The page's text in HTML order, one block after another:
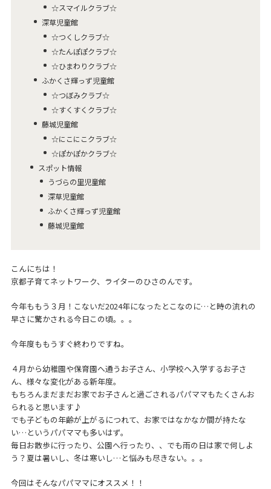
☆スマイルクラブ☆
深草児童館
☆つくしクラブ☆
☆たんぽぽクラブ☆
☆ひまわりクラブ☆
ふかくさ輝っず児童館
☆つぼみクラブ☆
☆すくすくクラブ☆
藤城児童館
☆にこにこクラブ☆
☆ぽかぽかクラブ☆
スポット情報
うづらの里児童館
深草児童館
ふかくさ輝っず児童館
藤城児童館
こんにちは！
京都子育てネットワーク、ライターのひさのんです。
今年ももう３月！こないだ2024年になったとこなのに…と時の流れの
早さに驚かされる今日この頃。。。
今年度ももうすぐ終わりですね。
４月から幼稚園や保育園へ通うお子さん、小学校へ入学するお子さ
ん、様々な変化がある新年度。
もちろんまだまだお家でお子さんと過ごされるパパママもたくさんお
られると思います♪
でも子どもの年齢が上がるにつれて、お家ではなかなか間が持たな
い…というパパママも多いはず。
毎日お散歩に行ったり、公園へ行ったり、、でも雨の日は家で何しよ
う？夏は暑いし、冬は寒いし…と悩みも尽きない。。。
今回はそんなパパママにオススメ！！